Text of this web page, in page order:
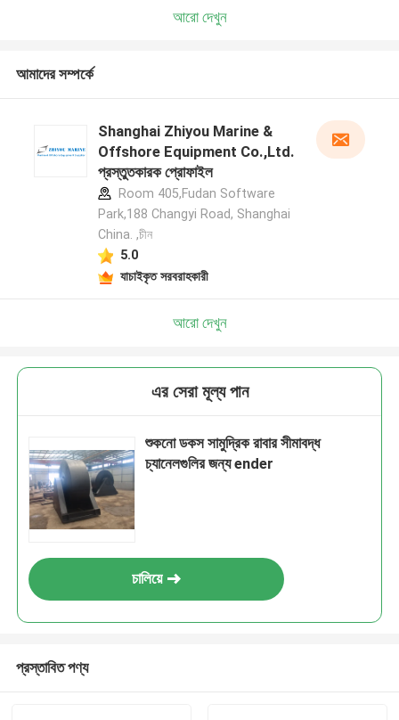
আরো দেখুন
আমাদের সম্পর্কে
Shanghai Zhiyou Marine &
Offshore Equipment Co.,Ltd.
প্রস্তুতকারক প্রোফাইল
Room 405,Fudan Software
Park,188 Changyi Road, Shanghai
China. ,চীন
5.0
যাচাইকৃত সরবরাহকারী
আরো দেখুন
এর সেরা মূল্য পান
শুকনো ডকস সামুদ্রিক রাবার সীমাবদ্ধ
চ্যানেলগুলির জন্য ender
চালিয়ে
প্রস্তাবিত পণ্য